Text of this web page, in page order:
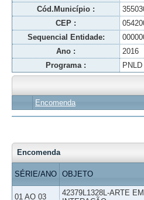
Cód.Município :
CEP :
Sequencial Entidade:
Ano :
2016
Programa :
PNLD
Encomenda
Encomenda
SÉRIE/ANO OBJETO
01 AO 03
42379L1328L-ARTE EM